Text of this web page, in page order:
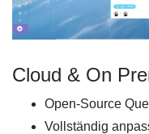
Cloud & On
Open-Source
Vollständig